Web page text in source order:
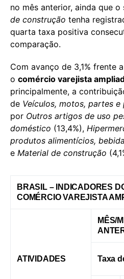
no mês anterior, ainda que o
de construção tenha
quarta taxa positiva
comparação.
Com avanço de 3,1% frente
o comércio varejista
principalmente, a
de Veículos, motos, partes e
por Outros artigos de uso
doméstico (13,4%),
produtos alimentícios,
e Material de construção
BRASIL – INDICADORES
COMÉRCIO VAREJISTA
ATIVIDADES
MÊS/
Taxa